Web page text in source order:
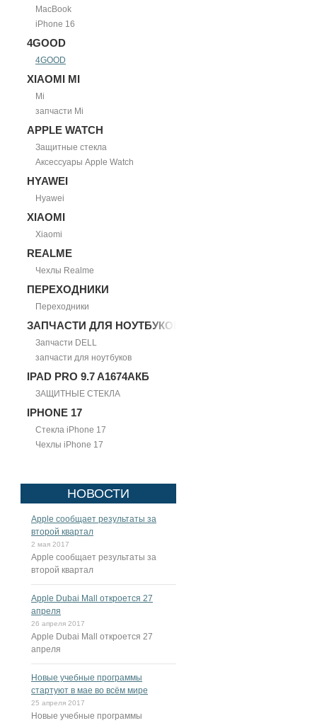
MacBook
iPhone 16
4GOOD
4GOOD
XIAOMI MI
Mi
запчасти Mi
APPLE WATCH
Защитные стекла
Аксессуары Apple Watch
HYAWEI
Hyawei
XIAOMI
Xiaomi
REALME
Чехлы Realme
ПЕРЕХОДНИКИ
Переходники
ЗАПЧАСТИ ДЛЯ НОУТБУКОВ
Запчасти DELL
запчасти для ноутбуков
IPAD PRO 9.7 A1674АКБ
ЗАЩИТНЫЕ СТЕКЛА
IPHONE 17
Стекла iPhone 17
Чехлы iPhone 17
НОВОСТИ
Apple сообщает результаты за
второй квартал
2 мая 2017
Apple сообщает результаты за
второй квартал
Apple Dubai Mall откроется 27
апреля
26 апреля 2017
Apple Dubai Mall откроется 27
апреля
Новые учебные программы
стартуют в мае во всём мире
25 апреля 2017
Новые учебные программы